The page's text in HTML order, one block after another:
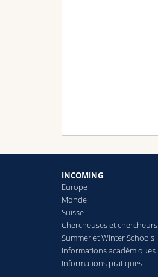
INCOMING
Europe
Monde
Suisse
Chercheuses et chercheurs
Summer et Winter Schools
Informations académiques
Informations pratiques